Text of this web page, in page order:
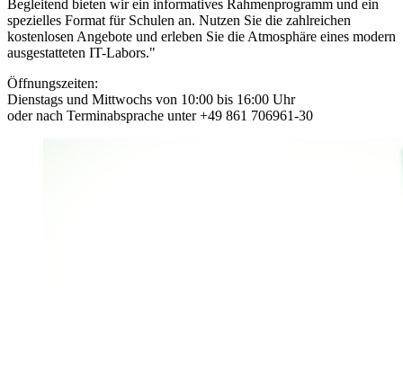
Begleitend bieten wir ein informatives Rahmenprogramm und ein
spezielles Format für Schulen an. Nutzen Sie die zahlreichen
kostenlosen Angebote und erleben Sie die Atmosphäre eines modern
ausgestatteten IT-Labors."
Öffnungszeiten:
Dienstags und Mittwochs von 10:00 bis 16:00 Uhr
oder nach Terminabsprache unter +49 861 706961-30